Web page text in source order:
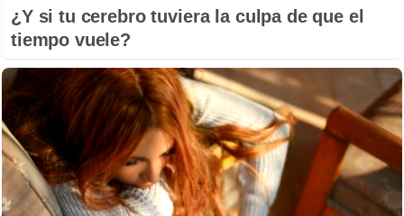
¿Y si tu cerebro tuviera la culpa de que el
tiempo vuele?